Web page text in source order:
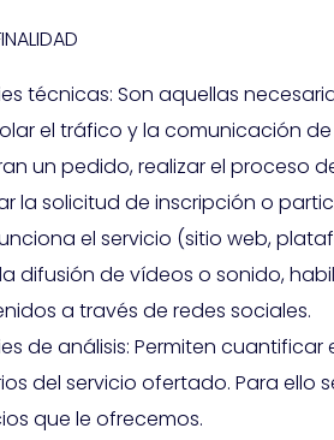
técnicas: Son aquellas
el tráfico y la comunicación
un pedido, realizar el proceso
la solicitud de inscripción o
el servicio (sitio web,
difusión de vídeos o sonido,
a través de redes sociales.
de análisis: Permiten
del servicio ofertado. Para
que le ofrecemos.